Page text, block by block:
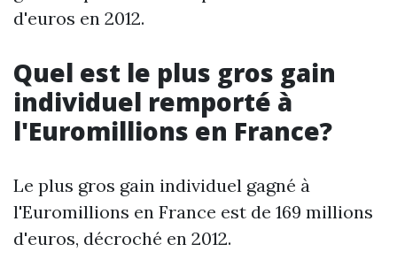
d'euros en 2012.
Quel est le plus gros gain
individuel remporté à
l'Euromillions en France?
Le plus gros gain individuel gagné à
l'Euromillions en France est de 169 millions
d'euros, décroché en 2012.